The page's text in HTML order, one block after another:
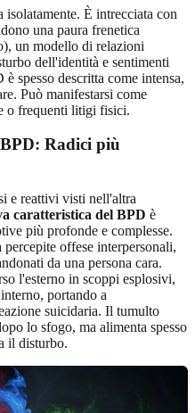
È intrecciata con
una paura frenetica
un modello di relazioni
dell'identità e sentimenti
spesso descritta come intensa,
Può manifestarsi come
o frequenti litigi fisici.
Radici più
e reattivi visti nell'altra
caratteristica del BPD è
più profonde e complesse.
percepite offese interpersonali,
da una persona cara.
l'esterno in scoppi esplosivi,
portando a
suicidaria. Il tumulto
lo sfogo, ma alimenta spesso
il disturbo.